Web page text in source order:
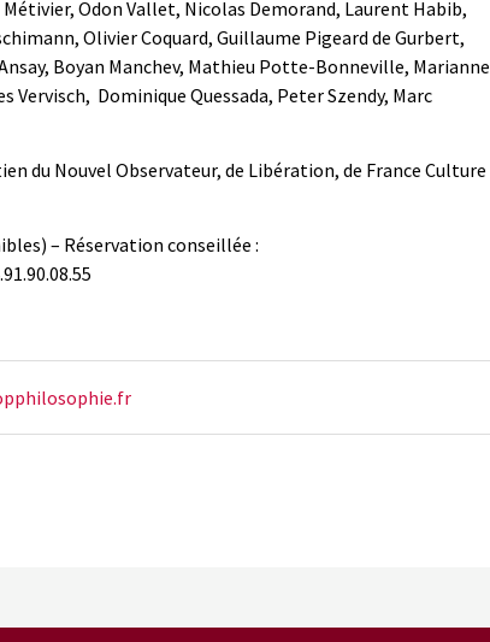
Odon Vallet, Nicolas Demorand, Laurent Habib,
Olivier Coquard, Guillaume Pigeard de Gurbert,
Boyan Manchev, Mathieu Potte-Bonneville, Marianne
Dominique Quessada, Peter Szendy, Marc
du Nouvel Observateur, de Libération, de France Culture
– Réservation conseillée :